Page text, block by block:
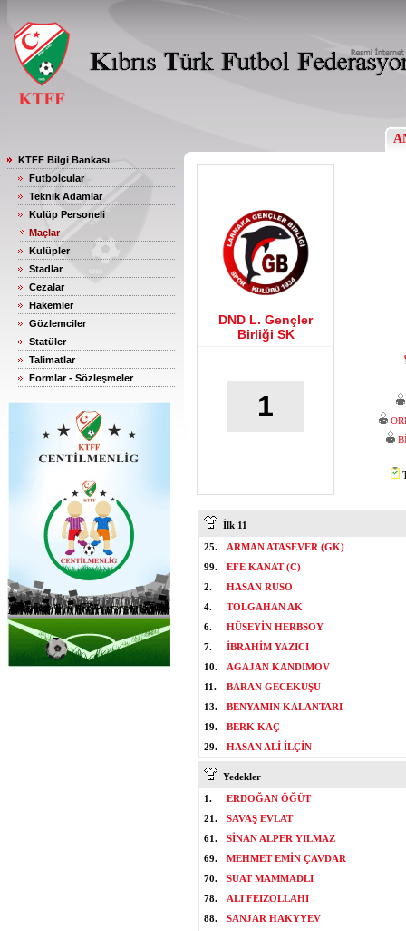
KTFF Bilgi Bankası
Futbolcular
Teknik Adamlar
Kulüp Personeli
Maçlar
Kulüpler
Stadlar
Cezalar
Hakemler
Gözlemciler
Statüler
Talimatlar
Formlar - Sözleşmeler
DND L. Gençler
Birliği SK
1
İlk 11
25.
ARMAN ATASEVER (GK)
99.
EFE KANAT (C)
2.
HASAN RUSO
4.
TOLGAHAN AK
6.
HÜSEYİN HERBSOY
7.
İBRAHİM YAZICI
10.
AGAJAN KANDIMOV
11.
BARAN GECEKUŞU
13.
BENYAMIN KALANTARI
19.
BERK KAÇ
29.
HASAN ALİ İLÇİN
Yedekler
1.
ERDOĞAN ÖĞÜT
21.
SAVAŞ EVLAT
61.
SİNAN ALPER YILMAZ
69.
MEHMET EMİN ÇAVDAR
70.
SUAT MAMMADLI
78.
ALI FEIZOLLAHI
88.
SANJAR HAKYYEV